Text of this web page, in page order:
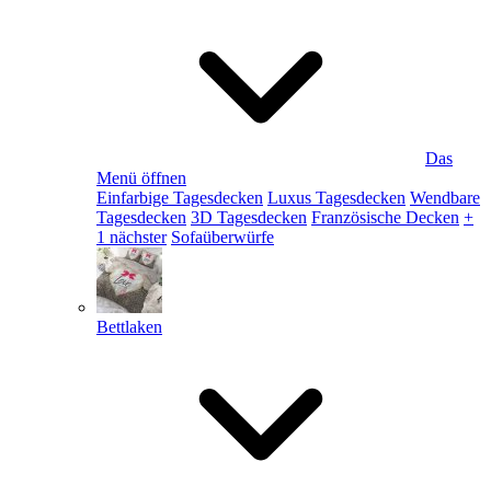
Das
Menü öffnen
Einfarbige Tagesdecken Luxus Tagesdecken Wendbare
Tagesdecken 3D Tagesdecken Französische Decken +
1 nächster Sofaüberwürfe
Bettlaken